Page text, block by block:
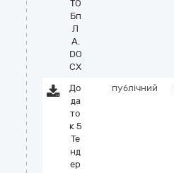
ТО
Бп
Л
А.
DO
CX
До
да
то
к 5
Те
нд
ер
публічний